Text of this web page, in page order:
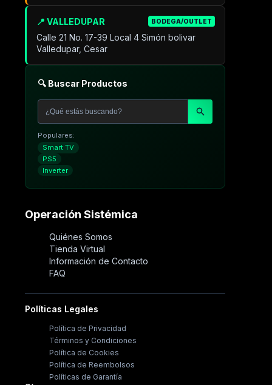
📍 VALLEDUPAR BODEGA/OUTLET
Calle 21 No. 17-39 Local 4 Simón bolivar
Valledupar, Cesar
🔍 Buscar Productos
Populares:
Smart TV
PS5
Inverter
Operación Sistémica
Quiénes Somos
Tienda Virtual
Información de Contacto
FAQ
Políticas Legales
Política de Privacidad
Términos y Condiciones
Política de Cookies
Política de Reembolsos
Políticas de Garantía